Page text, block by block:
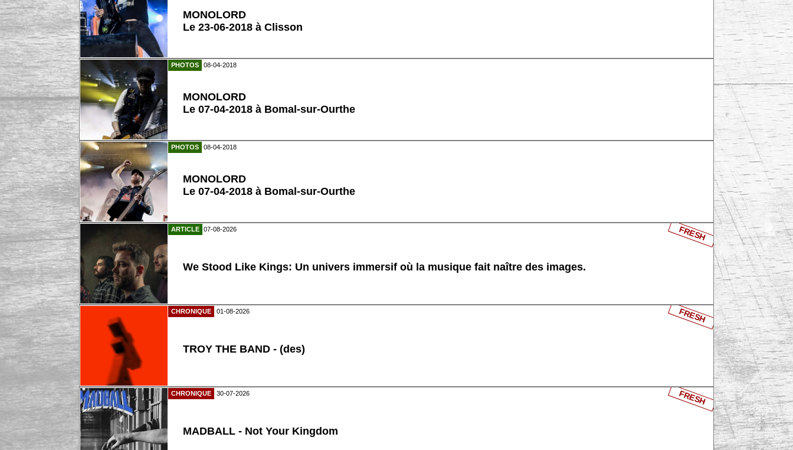
MONOLORD
Le 23-06-2018 à Clisson
PHOTOS 08-04-2018
MONOLORD
Le 07-04-2018 à Bomal-sur-Ourthe
PHOTOS 08-04-2018
MONOLORD
Le 07-04-2018 à Bomal-sur-Ourthe
ARTICLE 07-08-2026
We Stood Like Kings: Un univers immersif où la musique fait naître des images.
FRESH
CHRONIQUE 01-08-2026
TROY THE BAND - (des)
FRESH
CHRONIQUE 30-07-2026
MADBALL - Not Your Kingdom
FRESH